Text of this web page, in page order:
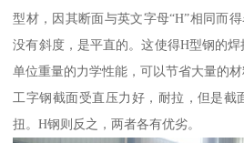
型材，因其断面与英文字母“H”相同而
没有斜度，是平直的。这使得H型钢的焊
单位重量的力学性能，可以节省大量的材
工字钢截面受直压力好，耐拉，但是截
扭。H钢则反之，两者各有优劣。